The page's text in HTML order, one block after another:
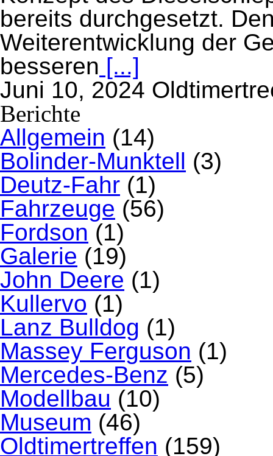
bereits durchgesetzt.
Weiterentwicklung der
besseren [...]
Juni 10, 2024
Berichte
Allgemein (14)
Bolinder-Munktell (3)
Deutz-Fahr (1)
Fahrzeuge (56)
Fordson (1)
Galerie (19)
John Deere (1)
Kullervo (1)
Lanz Bulldog (1)
Massey Ferguson (1)
Mercedes-Benz (5)
Modellbau (10)
Museum (46)
Oldtimertreffen (159)